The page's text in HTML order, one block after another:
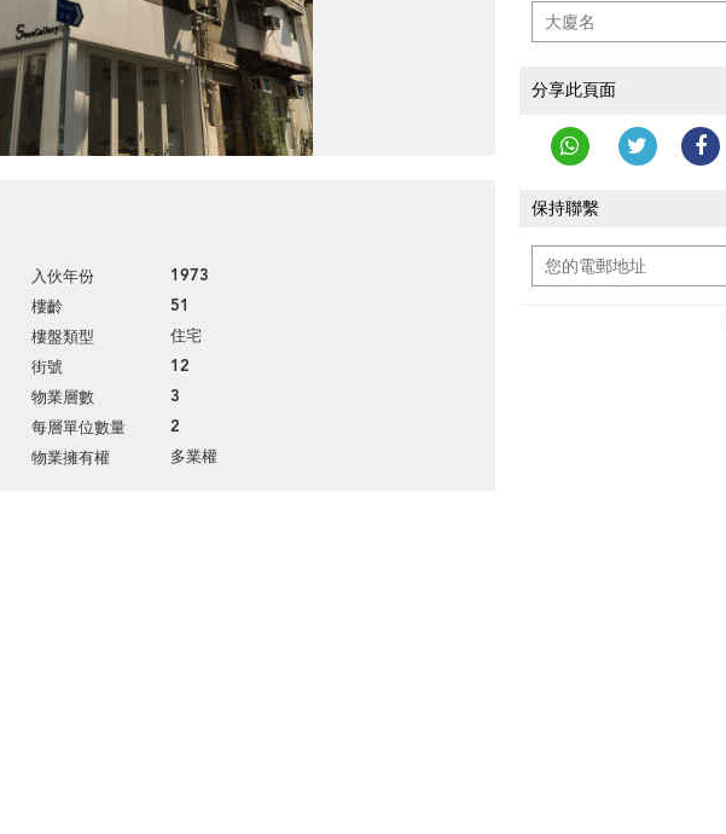
入伙年份 1973
樓齡 51
樓盤類型 住宅
街號 12
物業層數 3
每層單位數量 2
物業擁有權 多業權
分享此頁面
保持聯繫